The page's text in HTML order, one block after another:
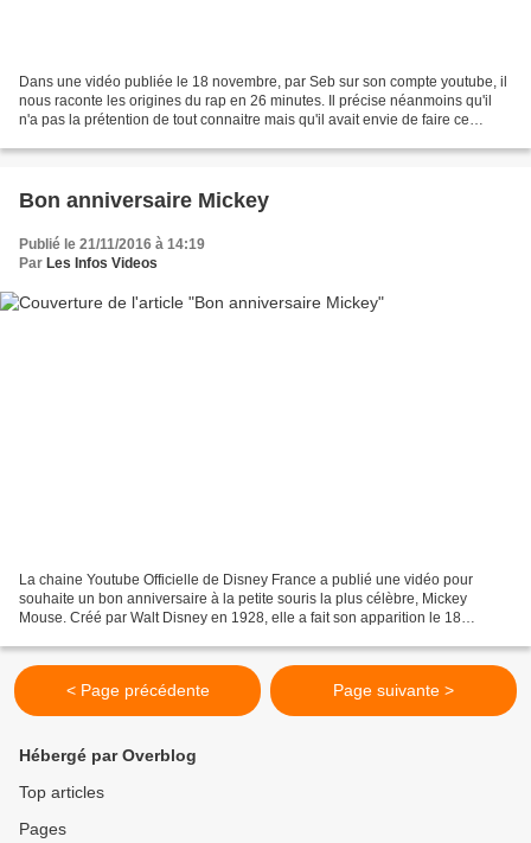
Dans une vidéo publiée le 18 novembre, par Seb sur son compte youtube, il
nous raconte les origines du rap en 26 minutes. Il précise néanmoins qu'il
n'a pas la prétention de tout connaitre mais qu'il avait envie de faire ce
Bon anniversaire Mickey
Publié le 21/11/2016 à 14:19
Par Les Infos Videos
La chaine Youtube Officielle de Disney France a publié une vidéo pour
souhaite un bon anniversaire à la petite souris la plus célèbre, Mickey
Mouse. Créé par Walt Disney en 1928, elle a fait son apparition le 18
< Page précédente Page suivante >
Hébergé par Overblog
Top articles
Pages